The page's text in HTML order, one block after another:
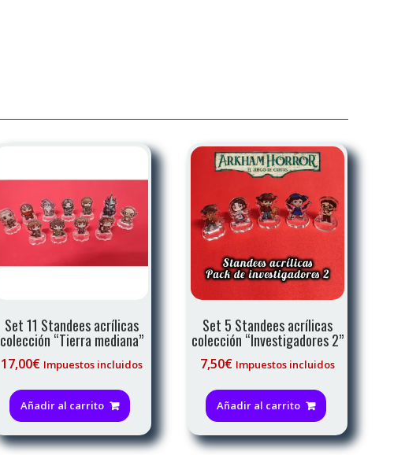
Set 11 Standees acrílicas
colección “Tierra mediana”
17,00€ Impuestos incluidos
Añadir al carrito
Set 5 Standees acrílicas
colección “Investigadores 2”
7,50€ Impuestos incluidos
Añadir al carrito